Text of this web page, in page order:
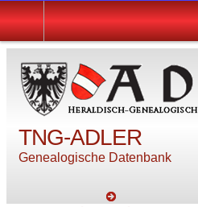
TNG-ADLER
Genealogische Datenbank